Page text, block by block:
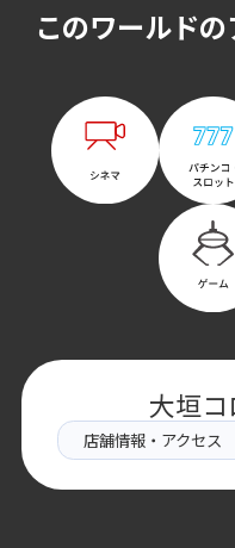
このワールド
大垣
店舗情報・アクセス